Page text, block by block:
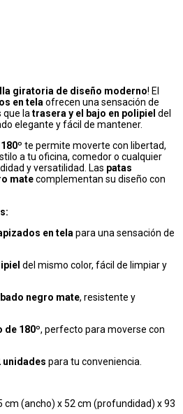
giratoria de diseño moderno! El
en tela ofrecen una sensación de
que la trasera y el bajo en polipiel del
elegante y fácil de mantener.
te permite moverte con libertad,
a tu oficina, comedor o cualquier
y versatilidad. Las patas
matecomplementan su diseño con
en tela para una sensación de
del mismo color, fácil de limpiar y
negro mate, resistente y
180º, perfecto para moverse con
unidades para tu conveniencia.
cm (ancho) x 52 cm (profundidad) x 93